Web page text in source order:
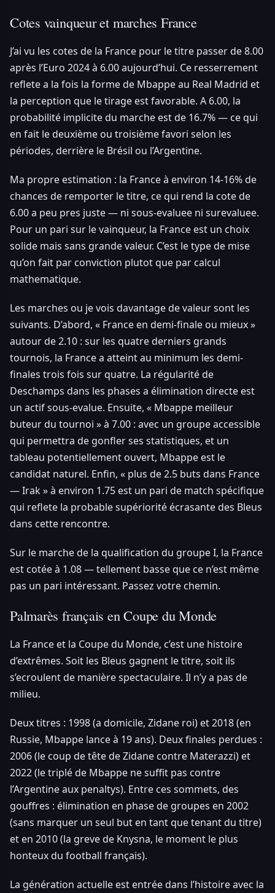
Cotes vainqueur et marches France
J’ai vu les cotes de la France pour le titre passer de 8.00
après l’Euro 2024 à 6.00 aujourd’hui. Ce resserrement
reflete a la fois la forme de Mbappe au Real Madrid et
la perception que le tirage est favorable. A 6.00, la
probabilité implicite du marche est de 16.7% — ce qui
en fait le deuxième ou troisième favori selon les
périodes, derrière le Brésil ou l’Argentine.
Ma propre estimation : la France à environ 14-16% de
chances de remporter le titre, ce qui rend la cote de
6.00 a peu pres juste — ni sous-evaluee ni surevaluee.
Pour un pari sur le vainqueur, la France est un choix
solide mais sans grande valeur. C’est le type de mise
qu’on fait par conviction plutot que par calcul
mathematique.
Les marches ou je vois davantage de valeur sont les
suivants. D’abord, « France en demi-finale ou mieux »
autour de 2.10 : sur les quatre derniers grands
tournois, la France a atteint au minimum les demi-
finales trois fois sur quatre. La régularité de
Deschamps dans les phases a élimination directe est
un actif sous-evalue. Ensuite, « Mbappe meilleur
buteur du tournoi » à 7.00 : avec un groupe accessible
qui permettra de gonfler ses statistiques, et un
tableau potentiellement ouvert, Mbappe est le
candidat naturel. Enfin, « plus de 2.5 buts dans France
— Irak » à environ 1.75 est un pari de match spécifique
qui reflete la probable supériorité écrasante des Bleus
dans cette rencontre.
Sur le marche de la qualification du groupe I, la France
est cotée à 1.08 — tellement basse que ce n’est même
pas un pari intéressant. Passez votre chemin.
Palmarès français en Coupe du Monde
La France et la Coupe du Monde, c’est une histoire
d’extrêmes. Soit les Bleus gagnent le titre, soit ils
s’ecroulent de manière spectaculaire. Il n’y a pas de
milieu.
Deux titres : 1998 (a domicile, Zidane roi) et 2018 (en
Russie, Mbappe lance à 19 ans). Deux finales perdues :
2006 (le coup de tête de Zidane contre Materazzi) et
2022 (le triplé de Mbappe ne suffit pas contre
l’Argentine aux penaltys). Entre ces sommets, des
gouffres : élimination en phase de groupes en 2002
(sans marquer un seul but en tant que tenant du titre)
et en 2010 (la greve de Knysna, le moment le plus
honteux du football français).
La génération actuelle est entrée dans l’histoire avec la